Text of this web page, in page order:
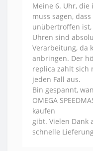
Meine 6. Uhr,
muss sagen,
unübertroffen ist,
Uhren sind
Verarbeitung, da
anbringen. Der
replica zahlt sich
jeden Fall aus.
Bin gespannt,
OMEGA
kaufen
gibt. Vielen Dank
schnelle